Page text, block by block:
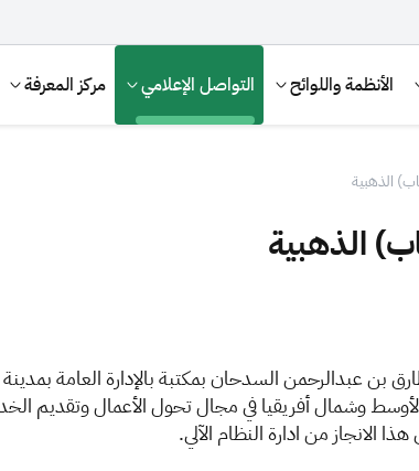
الأنظمة واللوائح التواصل الإعلامي مركز المعرفة
الضريبي التصرفات العقارية
الذهبية
الذهبية
بن عبدالرحمن السدحان بمكتبة بالإدارة العامة
الانجاز من ادارة النظام الآلي.